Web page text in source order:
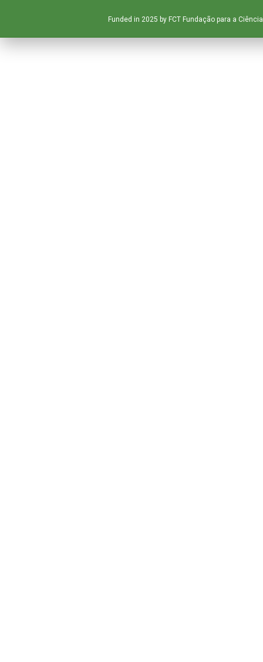
Funded in 2025 by FCT Fundação para a